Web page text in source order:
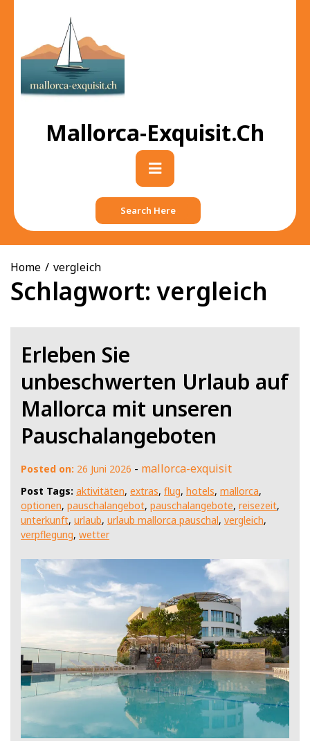
Mallorca-Exquisit.ch
Primary
Menu
Search Here
Home vergleich
Schlagwort:vergleich
Erleben Sie
unbeschwerten Urlaub auf
Mallorca mit unseren
Pauschalangeboten
Posted on: 26 Juni 2026 - mallorca-exquisit
Post Tags: aktivitäten, extras, flug, hotels, mallorca,
optionen, pauschalangebot, pauschalangebote, reisezeit,
unterkunft, urlaub, urlaub mallorca pauschal, vergleich,
verpflegung, wetter